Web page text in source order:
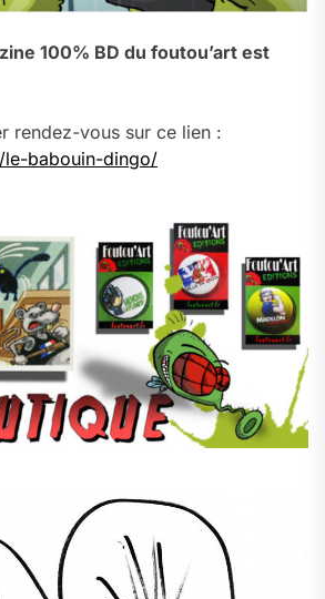
100% BD du foutou’art est
rendez-vous sur ce lien :
babouin-dingo/